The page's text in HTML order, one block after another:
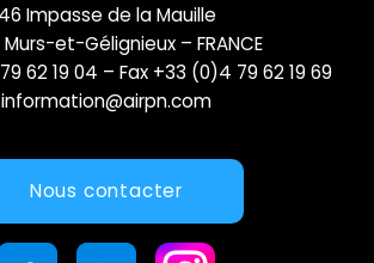
46 Impasse de la Mauille
Murs-et-Gélignieux – FRANCE
62 19 04 – Fax +33 (0)4 79 62 19 69
information@airpn.com
Nous contacter